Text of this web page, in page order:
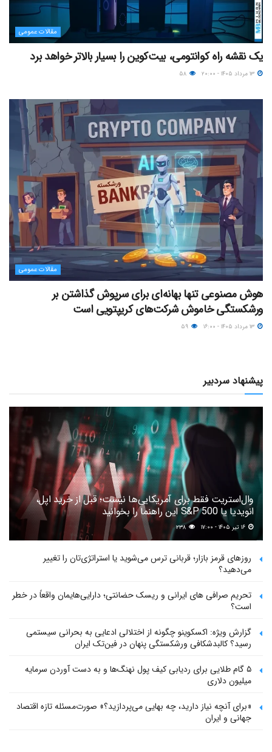
مقالات عمومی
یک نقشه راه کوانتومی، بیت‌کوین را بسیار بالاتر خواهد برد
مقالات عمومی
هوش مصنوعی تنها بهانه‌ای برای سرپوش گذاشتن بر
ورشکستگی خاموش شرکت‌های کریپتویی است
پیشنهاد سردبیر
وال‌استریت فقط برای آمریکایی‌ها نیست؛ قبل از خرید اپل،
انویدیا یا S&P 500 این راهنما را بخوانید
۲۳۸
روزهای قرمز بازار؛ قربانی ترس می‌شوید یا استراتژی‌تان را تغییر
می‌دهید؟
تحریم صرافی های ایرانی و ریسک حضانتی؛ دارایی‌هایمان واقعاً در خطر
است؟
گزارش ویژه: اکسکوینو چگونه از اختلالی ادعایی به بحرانی سیستمی
رسید؟ کالبدشکافی ورشکستگی پنهان در فین‌تک ایران
۵ گام طلایی برای ردیابی کیف پول‌ نهنگ‌ها و به دست آوردن سرمایه
میلیون دلاری
«برای آنچه نیاز دارید، چه بهایی می‌پردازید؟» صورت‌مسئله تازه اقتصاد
جهانی و ایران